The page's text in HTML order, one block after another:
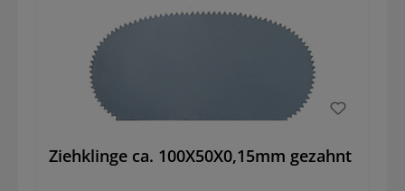
Ziehklinge ca. 100X50X0,15mm gezahnt